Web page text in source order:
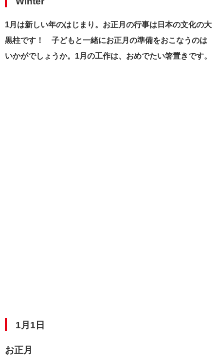
1月は新しい年のはじまり。お正月の行事は日本の文化の大
黒柱です！ 子どもと一緒にお正月の準備をおこなうのは
いかがでしょうか。1月の工作は、おめでたい箸置きです。
1月1日
お正月